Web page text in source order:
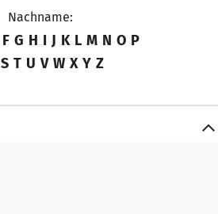
Nachname:
F G H I J K L M N O P
S T U V W X Y Z